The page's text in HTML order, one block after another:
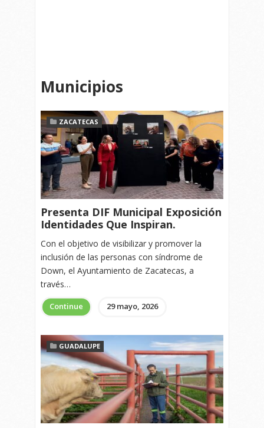
Municipios
ZACATECAS
Presenta DIF Municipal Exposición
Identidades Que Inspiran.
Con el objetivo de visibilizar y promover la
inclusión de las personas con síndrome de
Down, el Ayuntamiento de Zacatecas, a
través…
Continue 29 mayo, 2026
GUADALUPE